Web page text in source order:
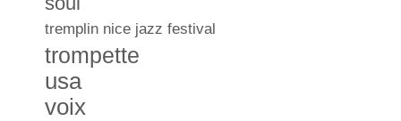
tremplin nice jazz festival
trompette
usa
voix